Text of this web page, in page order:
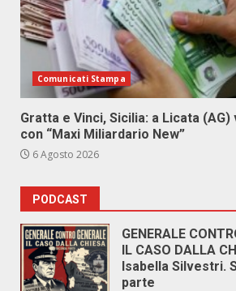
Comunicati Stampa
Gratta e Vinci, Sicilia: a Licata
con “Maxi Miliardario New”
6 Agosto 2026
PODCAST
GENERALE
IL CASO DALLA
Isabella Silvestri.
parte